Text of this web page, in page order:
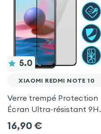
5.0
XIAOMI REDMI NOTE 10
Verre trempé Protection
Écran Ultra-résistant 9H,
Contour Biseauté - Noir
pour Xiaomi Redmi Note
16,90 €